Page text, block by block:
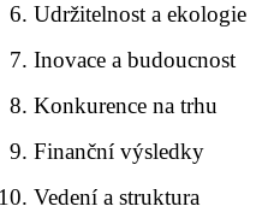
Udržitelnost a ekologie
Inovace a budoucnost
Konkurence na trhu
Finanční výsledky
Vedení a struktura